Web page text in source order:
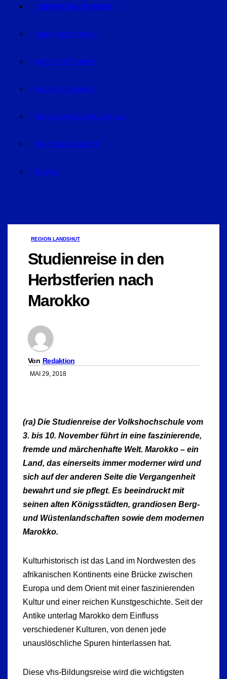
VERANSTALTUNGEN
VERANSTALTUNGEN
REGION STRAUBING
REGION LANDSHUT
REGION DINGOLFING-LANDAU
RAUM DEGGENDORF
BLUVAL
REGION LANDSHUT
Studienreise in den
Herbstferien nach
Marokko
Von Redaktion
MAI 29, 2018
(ra) Die Studienreise der Volkshochschule vom
3. bis 10. November führt in eine faszinierende,
fremde und märchenhafte Welt. Marokko – ein
Land, das einerseits immer moderner wird und
sich auf der anderen Seite die Vergangenheit
bewahrt und sie pflegt. Es beeindruckt mit
seinen alten Königsstädten, grandiosen Berg-
und Wüstenlandschaften sowie dem modernen
Marokko.
Kulturhistorisch ist das Land im Nordwesten des
afrikanischen Kontinents eine Brücke zwischen
Europa und dem Orient mit einer faszinierenden
Kultur und einer reichen Kunstgeschichte. Seit der
Antike unterlag Marokko dem Einfluss
verschiedener Kulturen, von denen jede
unauslöschliche Spuren hinterlassen hat.
Diese vhs-Bildungsreise wird die wichtigsten